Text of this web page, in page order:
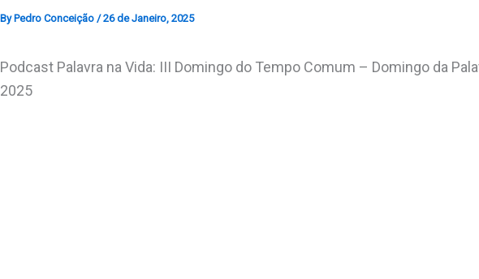
By Pedro Conceição /26 de Janeiro, 2025
Podcast Palavra na Vida: III Domingo do Tempo Comum – Domingo da
2025